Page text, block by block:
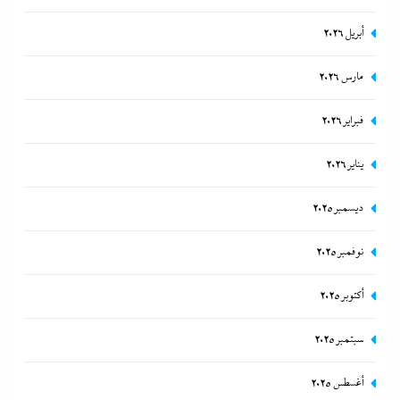
135 مليار جنيه
أبريل 2026
مارس 2026
فبراير 2026
يناير 2026
ديسمبر 2025
نوفمبر 2025
أكتوبر 2025
سبتمبر 2025
أغسطس 2025